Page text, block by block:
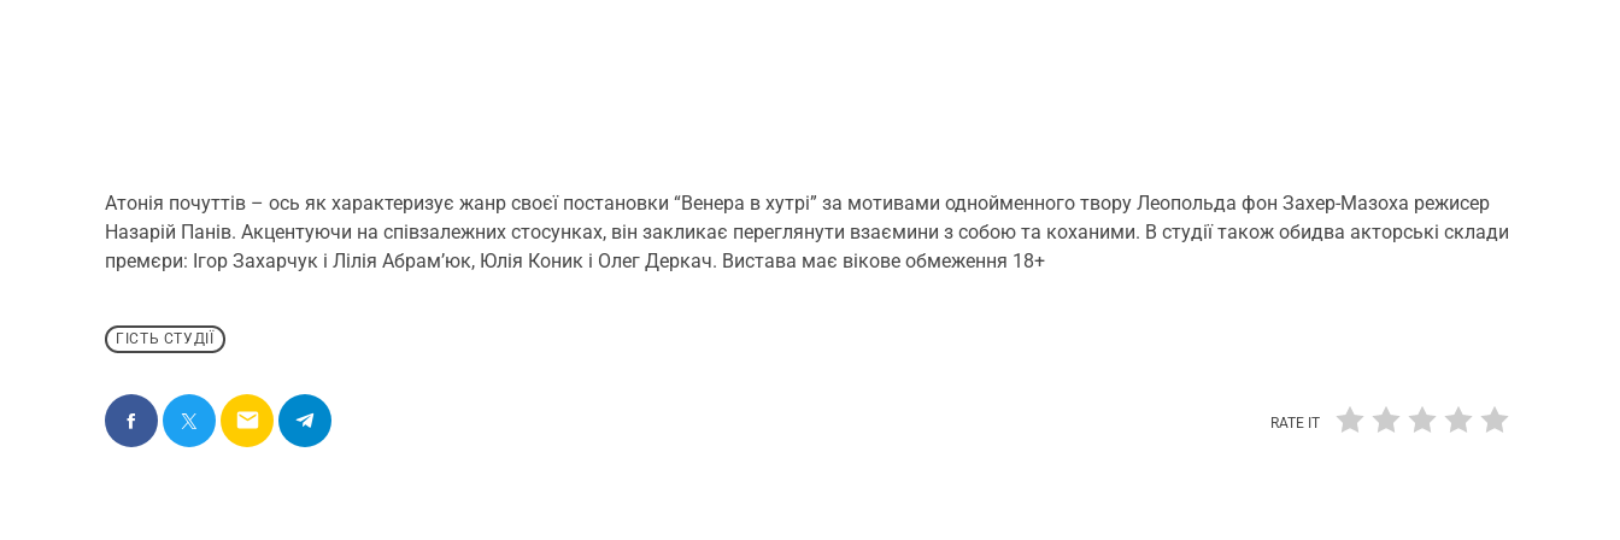
Атонія почуттів – ось як характеризує жанр своєї постановки “Венера в хутрі” за мотивами однойменного твору Леопольда фон Захер-Мазоха режисер
Назарій Панів. Акцентуючи на співзалежних стосунках, він закликає переглянути взаємини з собою та коханими. В студії також обидва акторські склади
премєри: Ігор Захарчук і Лілія Абрамʼюк, Юлія Коник і Олег Деркач. Вистава має вікове обмеження 18+
ГІСТЬ СТУДІЇ
email RATE IT